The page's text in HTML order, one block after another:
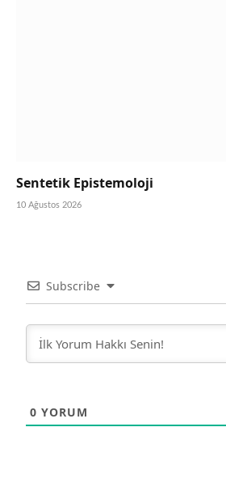
Sentetik Epistemoloji
10 Ağustos 2026
Subscribe
0 YORUM